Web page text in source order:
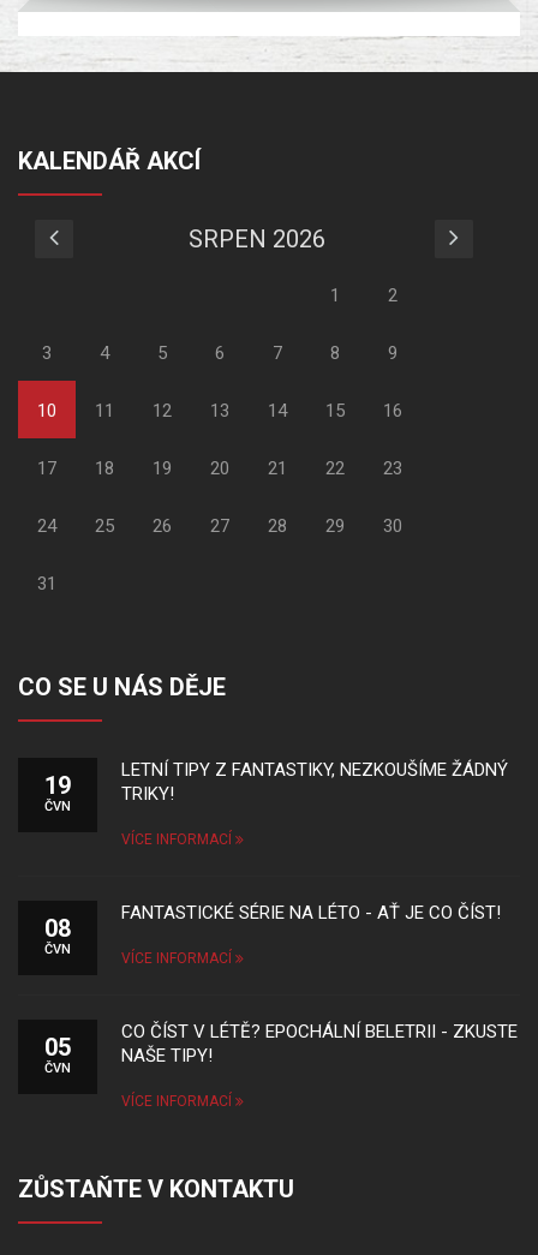
KALENDÁŘ AKCÍ
SRPEN 2026
1 2
3 4 5 6 7 8 9
10 11 12 13 14 15 16
17 18 19 20 21 22 23
24 25 26 27 28 29 30
31
CO SE U NÁS DĚJE
19
ČVN
LETNÍ TIPY Z FANTASTIKY, NEZKOUŠÍME ŽÁDNÝ
TRIKY!
VÍCE INFORMACÍ
08
ČVN
FANTASTICKÉ SÉRIE NA LÉTO - AŤ JE CO ČÍST!
VÍCE INFORMACÍ
05
ČVN
CO ČÍST V LÉTĚ? EPOCHÁLNÍ BELETRII - ZKUSTE
NAŠE TIPY!
VÍCE INFORMACÍ
ZŮSTAŇTE V KONTAKTU